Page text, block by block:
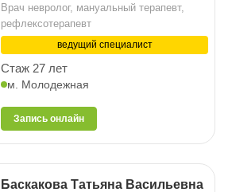
Врач невролог, мануальный терапевт,
рефлексотерапевт
ведущий специалист
Стаж 27 лет
м. Молодежная
Запись онлайн
Баскакова Татьяна Васильевна